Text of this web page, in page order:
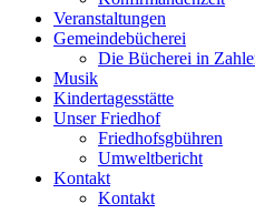
Veranstaltungen
Gemeindebücherei
Die Bücherei in
Musik
Kindertagesstätte
Unser Friedhof
Friedhofsgbühren
Umweltbericht
Kontakt
Kontakt